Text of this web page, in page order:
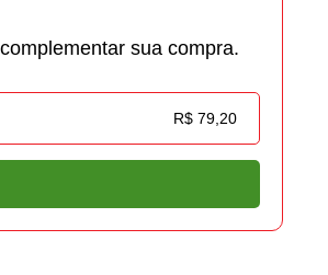
sua compra.
R$ 79,20